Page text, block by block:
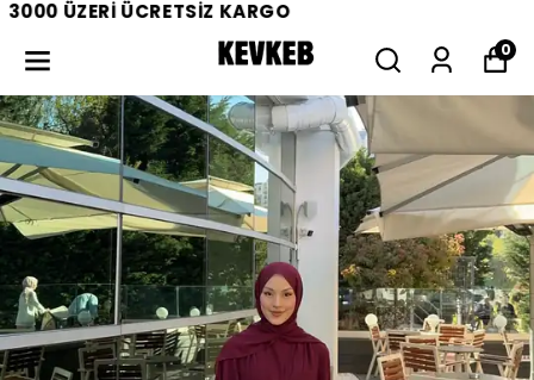
3000 ÜZERİ ÜCRETSİZ KARGO
0